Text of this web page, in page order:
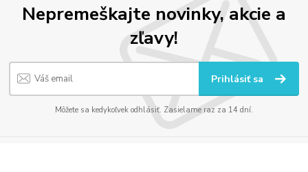
Nepremeškajte novinky, akcie a
zľavy!
Prihlásiť sa
Môžete sa kedykoľvek odhlásiť. Zasielame raz za 14 dní.